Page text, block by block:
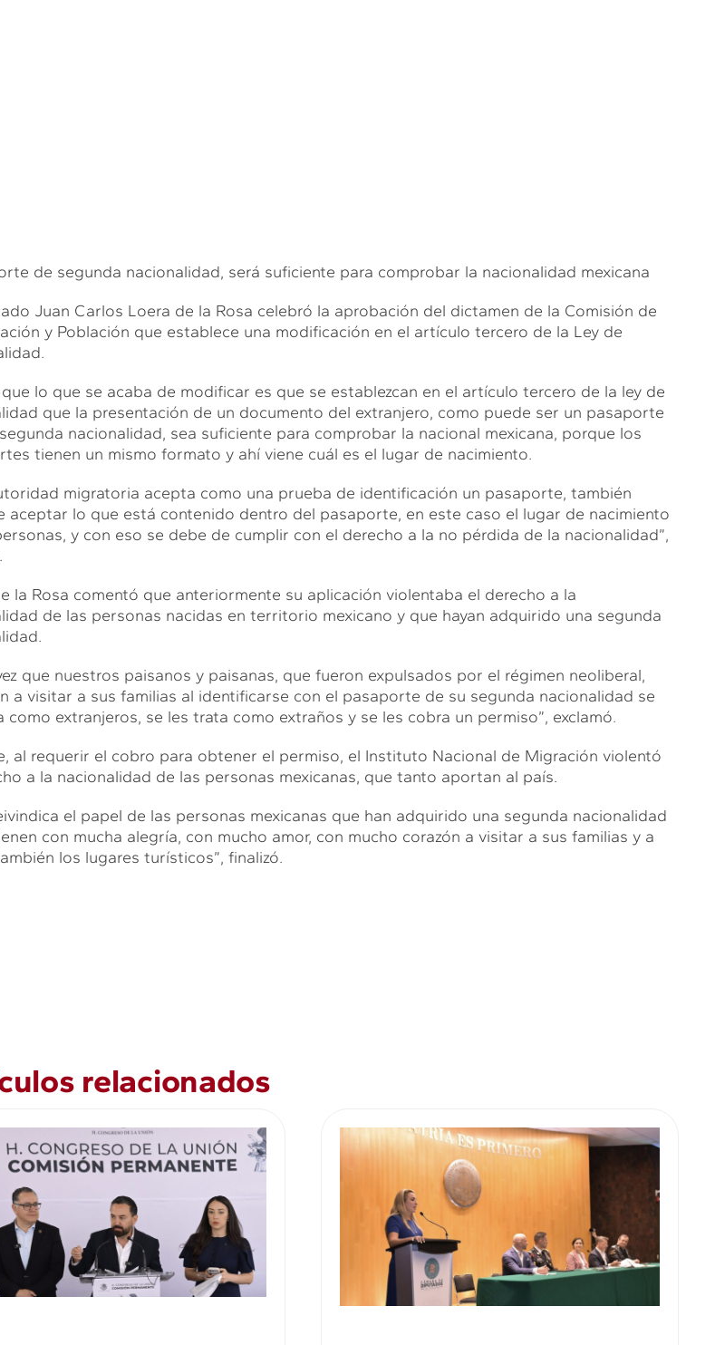
de segunda nacionalidad, será suficiente para comprobar la nacionalidad mexicana
Juan Carlos Loera de la Rosa celebró la aprobación del dictamen de la Comisión de
y Población que establece una modificación en el artículo tercero de la Ley de
lo que se acaba de modificar es que se establezcan en el artículo tercero de la ley de
que la presentación de un documento del extranjero, como puede ser un pasaporte
nacionalidad, sea suficiente para comprobar la nacional mexicana, porque los
tienen un mismo formato y ahí viene cuál es el lugar de nacimiento.
migratoria acepta como una prueba de identificación un pasaporte, también
aceptar lo que está contenido dentro del pasaporte, en este caso el lugar de nacimiento
y con eso se debe de cumplir con el derecho a la no pérdida de la nacionalidad”,
la Rosa comentó que anteriormente su aplicación violentaba el derecho a la
de las personas nacidas en territorio mexicano y que hayan adquirido una segunda
que nuestros paisanos y paisanas, que fueron expulsados por el régimen neoliberal,
a visitar a sus familias al identificarse con el pasaporte de su segunda nacionalidad se
como extranjeros, se les trata como extraños y se les cobra un permiso”, exclamó.
al requerir el cobro para obtener el permiso, el Instituto Nacional de Migración violentó
a la nacionalidad de las personas mexicanas, que tanto aportan al país.
el papel de las personas mexicanas que han adquirido una segunda nacionalidad
con mucha alegría, con mucho amor, con mucho corazón a visitar a sus familias y a
los lugares turísticos”, finalizó.
relacionados